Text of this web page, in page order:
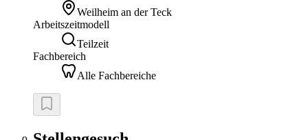
Weilheim an der Teck
Arbeitszeitmodell
Teilzeit
Fachbereich
Alle Fachbereiche